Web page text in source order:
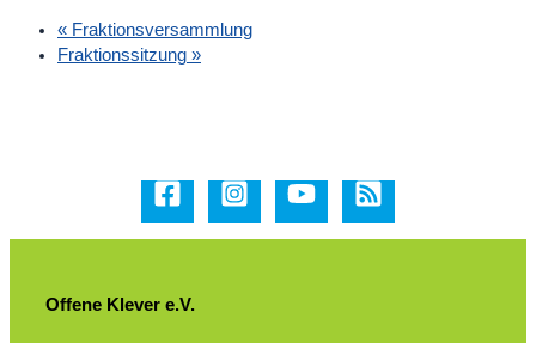
« Fraktionsversammlung
Fraktionssitzung »
Offene Klever e.V.